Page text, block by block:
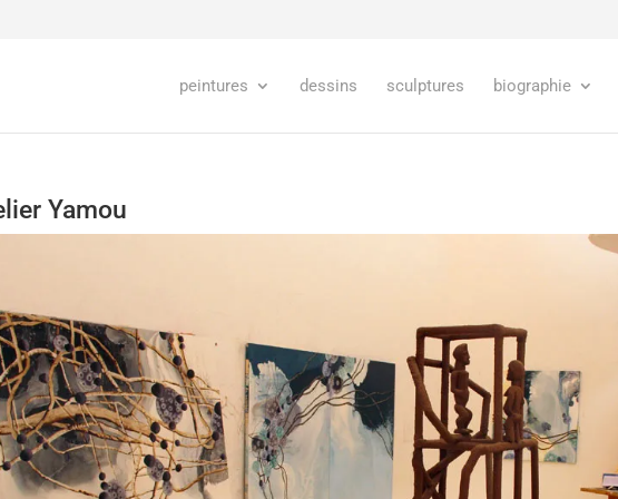
peintures dessins sculptures biographie
Yamou